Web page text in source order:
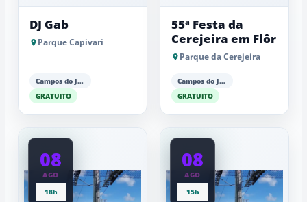
DJ Gab
Parque Capivari
Campos do Jordão
GRATUITO
55ª Festa da
Cerejeira em Flôr
Parque da Cerejeira
Campos do Jordão
GRATUITO
08
AGO
18h
08
AGO
15h